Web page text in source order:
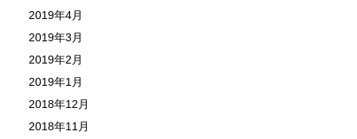
2019年4月
2019年3月
2019年2月
2019年1月
2018年12月
2018年11月